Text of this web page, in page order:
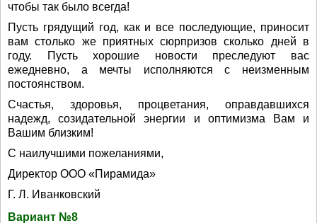
чтобы так было всегда!
Пусть грядущий год, как и все последующие, приносит
вам столько же приятных сюрпризов сколько дней в
году. Пусть хорошие новости преследуют вас
ежедневно, а мечты исполняются с неизменным
постоянством.
Счастья, здоровья, процветания, оправдавшихся
надежд, созидательной энергии и оптимизма Вам и
Вашим близким!
С наилучшими пожеланиями,
Директор ООО «Пирамида»
Г. Л. Иванковский
Вариант №8